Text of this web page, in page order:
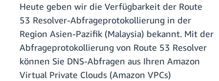
Heute geben wir die Verfügbarkeit der Route
53 Resolver-Abfrageprotokollierung in der
Region Asien-Pazifik (Malaysia) bekannt. Mit der
Abfrageprotokollierung von Route 53 Resolver
können Sie DNS-Abfragen aus Ihren Amazon
Virtual Private Clouds (Amazon VPCs)